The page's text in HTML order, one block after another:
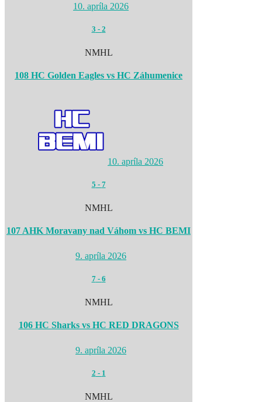
10. apríla 2026
3 - 2
NMHL
108 HC Golden Eagles vs HC Záhumenice
10. apríla 2026
5 - 7
NMHL
107 AHK Moravany nad Váhom vs HC BEMI
9. apríla 2026
7- 6
NMHL
106 HC Sharks vs HC RED DRAGONS
9. apríla 2026
2 - 1
NMHL